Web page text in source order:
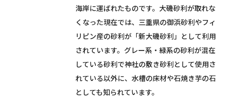
海岸に運ばれたものです。大磯砂利が取れな
くなった現在では、三重県の御浜砂利やフィ
リピン産の砂利が「新大磯砂利」として利用
されています。グレー系・緑系の砂利が混在
している砂利で神社の敷き砂利として使用さ
れている以外に、水槽の床材や石焼き芋の石
としても知られています。